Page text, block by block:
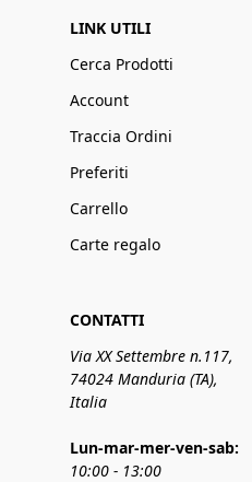
LINK UTILI
Cerca Prodotti
Account
Traccia Ordini
Preferiti
Carrello
Carte regalo
CONTATTI
Via XX Settembre n.117,
74024 Manduria (TA),
Italia
Lun-mar-mer-ven-sab:
10:00 - 13:00